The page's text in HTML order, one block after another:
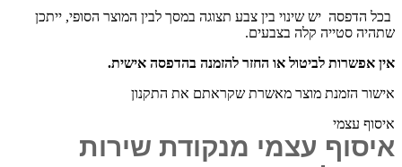
בכל הדפסה יש שינוי בין צבע תצוגה במסך לבין המוצר הסופי, ייתכן
שתהיה סטייה קלה בצבעים.
אין אפשרות לביטול או החזר להזמנה בהדפסה אישית.
אישור הזמנת מוצר מאשרת שקראתם את התקנון
איסוף עצמי
איסוף עצמי מנקודת שירות